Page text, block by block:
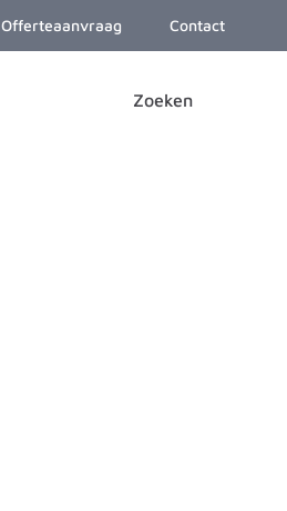
Offerteaanvraag Contact